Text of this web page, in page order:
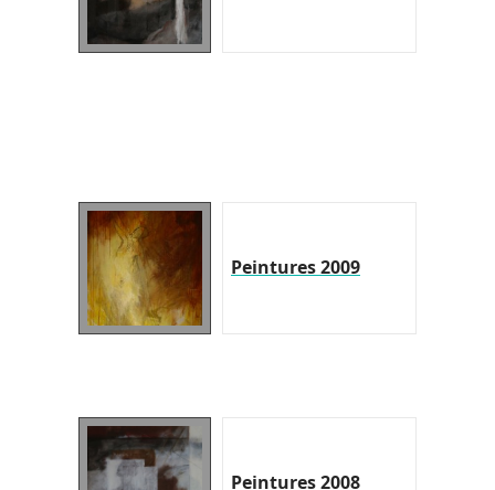
Peintures 2009
Peintures 2008